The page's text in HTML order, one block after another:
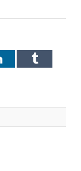
LinkedInTumblr